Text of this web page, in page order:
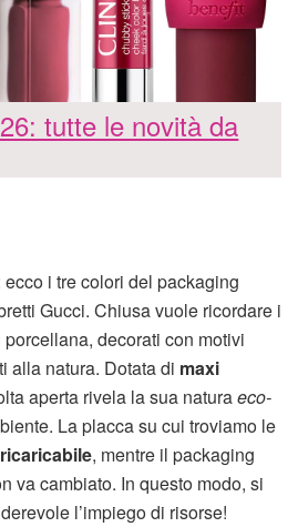
tutte le novità da
i tre colori del packaging
Gucci. Chiusa vuole ricordare i
decorati con motivi
alla natura. Dotata di maxi
aperta rivela la sua naturaeco-
La placca su cui troviamo le
ricaricabile, mentre il packaging
va cambiato. In questo modo, si
l’impiego di risorse!